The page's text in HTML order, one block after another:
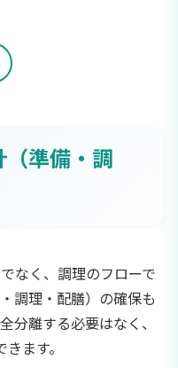
準備・調
なく、調理のフローで
調理・配膳）の確保も
分離する必要はなく、
ます。